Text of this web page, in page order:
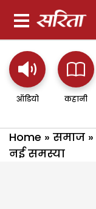
ऑडियो कहानी
Home » समाज »
नई समस्या